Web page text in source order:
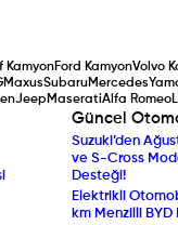
KamyonFord KamyonVolvo
MaxusSubaruMercedes
Jeep MaseratiAlfa Romeo
Güncel
Suzuki’den
ve S-Cross
Desteği!
Elektrikli
km Menzilli BYD